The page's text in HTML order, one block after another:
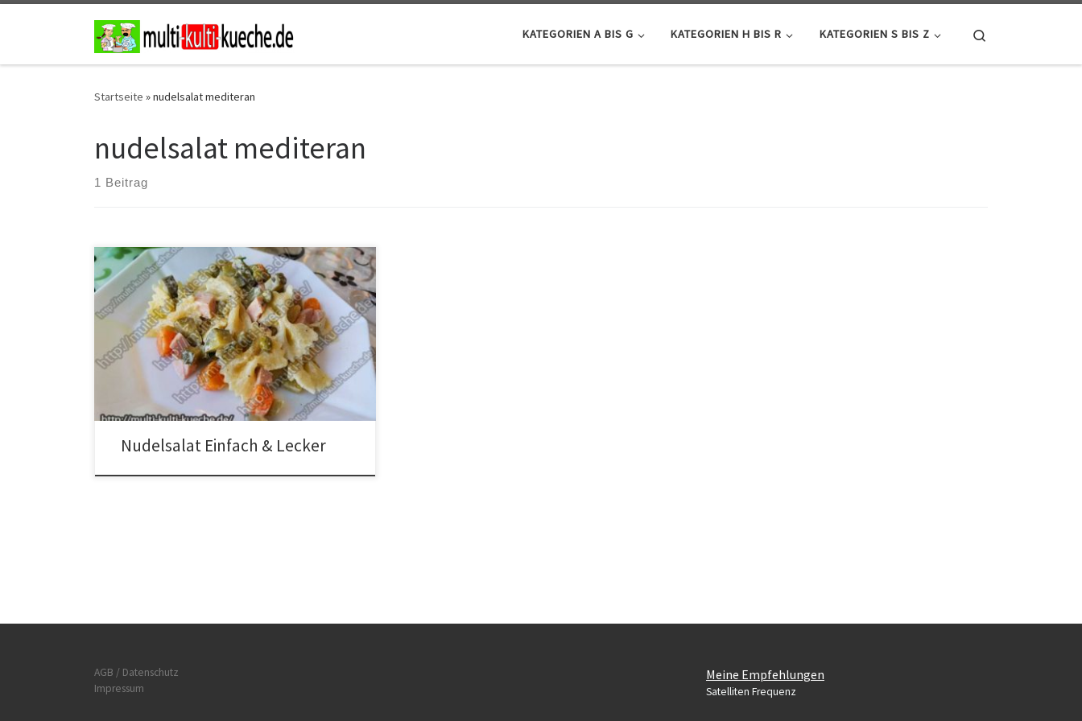
Zum Inhalt springen
KATEGORIEN A BIS G KATEGORIEN H BIS R KATEGORIEN S BIS Z
Startseite »nudelsalat mediteran
nudelsalat mediteran
1 Beitrag
Zutaten für Nudelsalat 175g Fleischwurst265g Erbsen
und Möhren150g kleine Gewürzgurken250g Nudeln2
EL GurkenwasserMayonnaiseSalz und Pfeffer
Zubereitung für Nudelsalat Die Fleischwurst, die
Gurken und die Möhren klein schneiden. Die Nudeln
wie gewohnt in Salzwasser kochen und abtropfen
lassen. Anschließend die Nudeln, die Gurken, die
Erbsen, die Möhren, die Fleischwurst, das
Gurkenwasser, […]
Nudelsalat Einfach & Lecker
AGB / Datenschutz
Impressum
Meine Empfehlungen
Satelliten Frequenz